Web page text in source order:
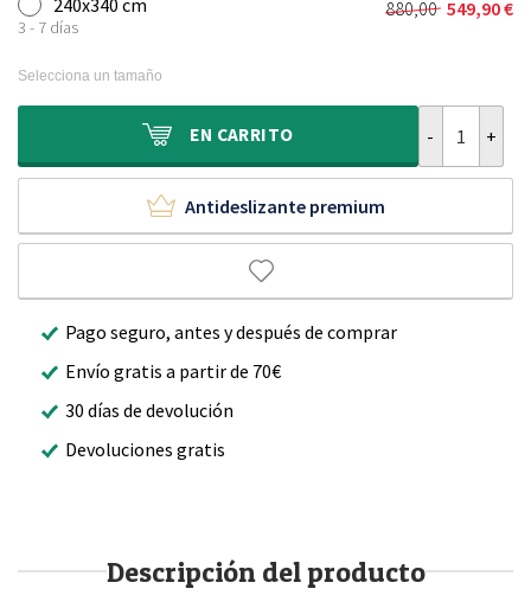
era:
es:
3 - 7 días
880,00
El
880,00 €.
549,90€
El
549,90 €.
Selecciona un tamaño
EN CARRITO
Antideslizante premium
Pago seguro, antes y después de comprar
Envío gratis a partir de 70€
30 días de devolución
Devoluciones gratis
Descripción del producto